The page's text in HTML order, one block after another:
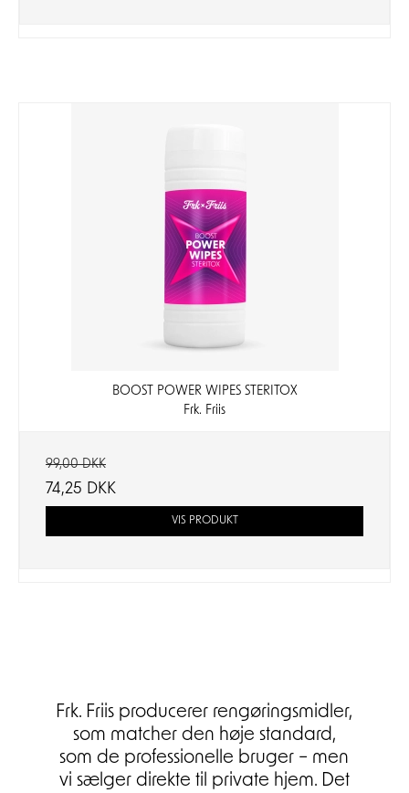
BOOST POWER WIPES STERITOX
Frk. Friis
99,00 DKK
74,25 DKK
VIS PRODUKT
Frk. Friis producerer rengøringsmidler,
som matcher den høje standard,
som de professionelle bruger – men
vi sælger direkte til private hjem. Det